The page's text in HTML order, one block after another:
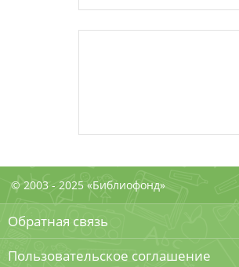
© 2003 - 2025 «Библиофонд»
Обратная связь
Пользовательское соглашение